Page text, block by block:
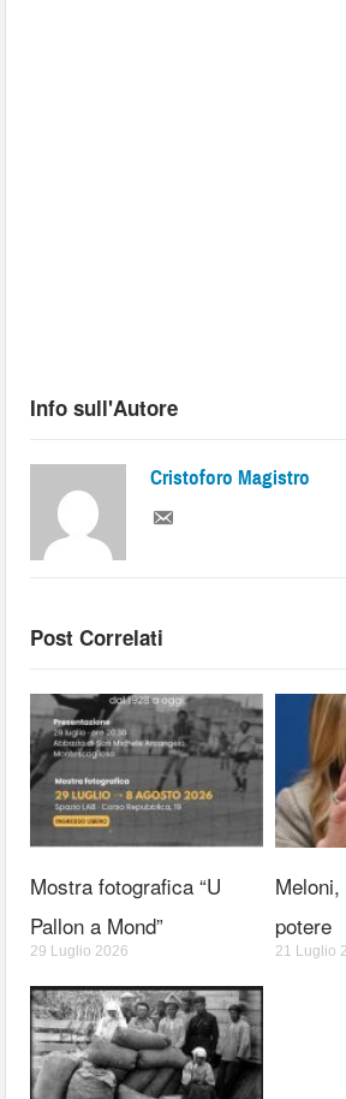
Info sull'Autore
Cristoforo Magistro
Post Correlati
Mostra fotografica “U
Pallon a Mond”
29 Luglio 2026
potere
21 Luglio